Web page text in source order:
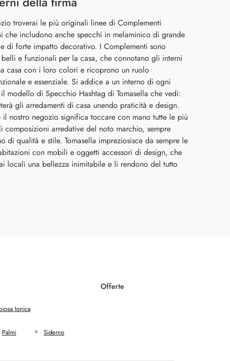
troverai le più originali linee di Complementi
che includono anche specchi in melaminico di grande
di forte impatto decorativo. I Complementi sono
e funzionali per la casa, che connotano gli interni
casa con i loro colori e ricoprono un ruolo
e essenziale. Si addice a un interno di ogni
modello di Specchio Hashtag di Tomasella che vedi:
gli arredamenti di casa unendo praticità e design.
il nostro negozio significa toccare con mano tutte le più
composizioni arredative del noto marchio, sempre
di qualità e stile. Tomasella impreziosisce da sempre le
con mobili e oggetti accessori di design, che
locali una bellezza inimitabile e li rendono del tutto
Ionica
Palmi Siderno
Offerte